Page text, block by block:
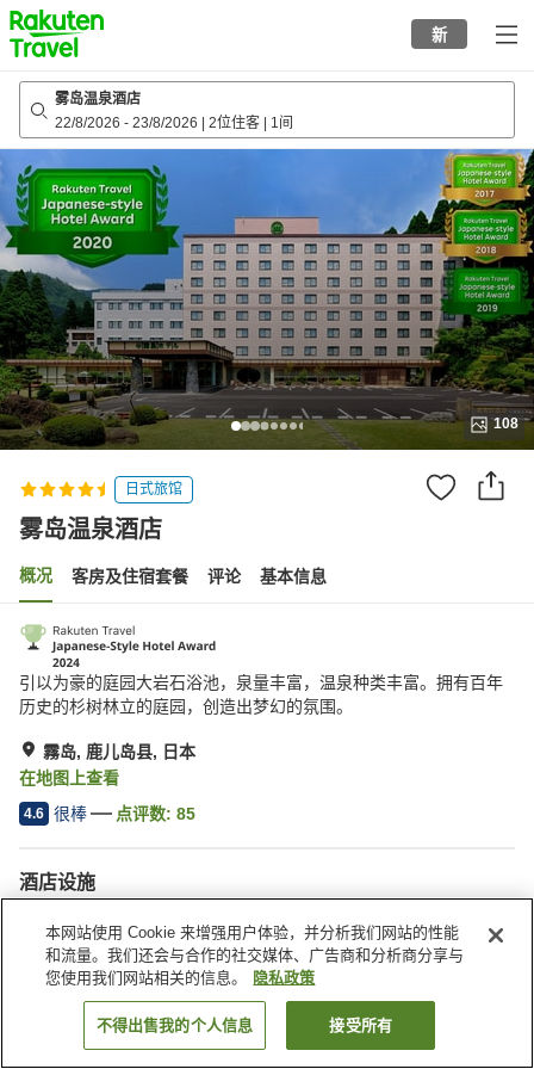
to
top
page
新
雾岛温泉酒店
22/8/2026 - 23/8/2026 2位住客 1间
108
日式旅馆
雾岛温泉酒店
概况 客房及住宿套餐 评论 基本信息
引以为豪的庭园大岩石浴池，泉量丰富，温泉种类丰富。拥有百年
历史的杉树林立的庭园，创造出梦幻的氛围。
霧岛, 鹿儿岛县, 日本
在地图上查看
4.6 很棒 点评数: 85
酒店设施
SPA/美容院
餐厅
日本 鹿儿岛县 霧岛 雾岛温泉酒店
搜索客房
本网站使用 Cookie 来增强用户体验，并分析我们网站的性能
和流量。我们还会与合作的社交媒体、广告商和分析商分享与
您使用我们网站相关的信息。
隐私政策
不得出售我的个人信息 接受所有